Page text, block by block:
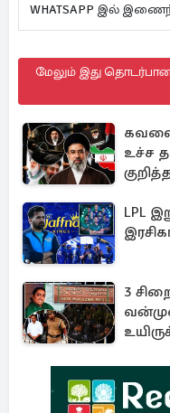
WHATSAPP இல்
மேலும் இது
உச்ச
LPL
3